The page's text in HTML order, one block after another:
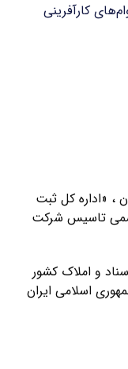
کارآفرینی
، «اداره کل ثبت
تاسیس شرکت
و املاک کشور
اسلامی ایران